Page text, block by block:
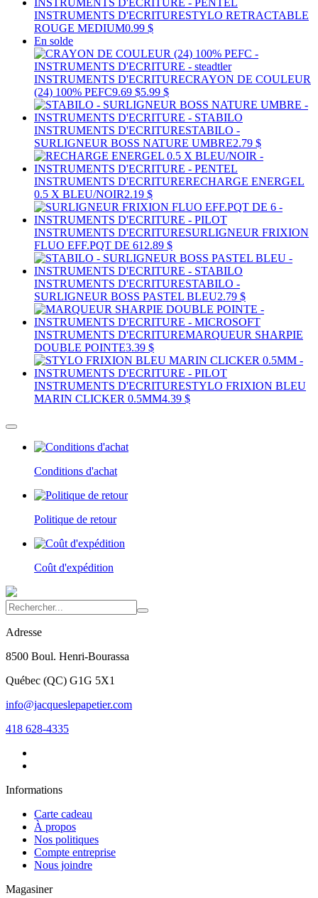
INSTRUMENTS D'ECRITURESTYLO RETRACTABLE
ROUGE MEDIUM0.99 $
En solde
INSTRUMENTS D'ECRITURECRAYON DE COULEUR
(24) 100% PEFC9.69 $5.99 $
INSTRUMENTS D'ECRITURESTABILO -
SURLIGNEUR BOSS NATURE UMBRE2.79 $
INSTRUMENTS D'ECRITURERECHARGE ENERGEL
0.5 X BLEU/NOIR2.19 $
INSTRUMENTS D'ECRITURESURLIGNEUR FRIXION
FLUO EFF.PQT DE 612.89 $
INSTRUMENTS D'ECRITURESTABILO -
SURLIGNEUR BOSS PASTEL BLEU2.79 $
INSTRUMENTS D'ECRITUREMARQUEUR SHARPIE
DOUBLE POINTE3.39 $
INSTRUMENTS D'ECRITURESTYLO FRIXION BLEU
MARIN CLICKER 0.5MM4.39 $
Conditions d'achat
Politique de retour
Coût d'expédition
Adresse
8500 Boul. Henri-Bourassa
Québec (QC) G1G 5X1
info@jacqueslepapetier.com
418 628-4335
Informations
Carte cadeau
À propos
Nos politiques
Compte entreprise
Nous joindre
Magasiner